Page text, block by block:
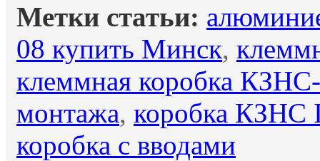
Метки статьи:
08 купить Минск,
клеммная коробка
монтажа, коробка КЗНС
коробка с вводами